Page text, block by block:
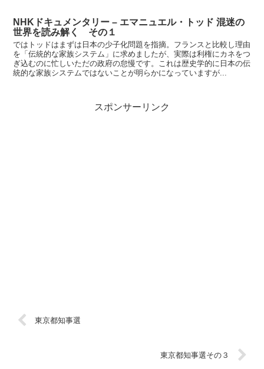
NHKドキュメンタリー – エマニュエル・トッド 混迷の
世界を読み解く その１
ではトッドはまずは日本の少子化問題を指摘。フランスと比較し理由
を「伝統的な家族システム」に求めましたが、実際は利権にカネをつ
ぎ込むのに忙しいただの政府の怠慢です。これは歴史学的に日本の伝
統的な家族システムではないことが明らかになっていますが...
スポンサーリンク
東京都知事選
東京都知事選その３